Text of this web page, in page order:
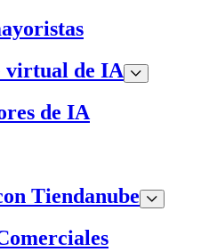
virtual de IA
de IA
Tiendanube